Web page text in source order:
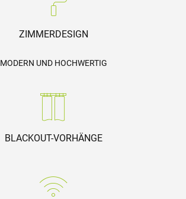
ZIMMERDESIGN
MODERN UND HOCHWERTIG
BLACKOUT-VORHÄNGE